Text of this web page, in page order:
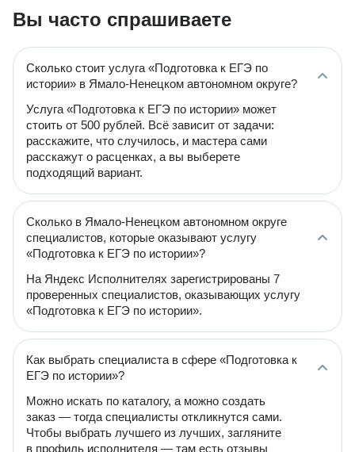
Вы часто спрашиваете
Сколько стоит услуга «Подготовка к ЕГЭ по
истории» в Ямало-Ненецком автономном округе?
Услуга «Подготовка к ЕГЭ по истории» может
стоить от 500 рублей. Всё зависит от задачи:
расскажите, что случилось, и мастера сами
расскажут о расценках, а вы выберете
подходящий вариант.
Сколько в Ямало-Ненецком автономном округе
специалистов, которые оказывают услугу
«Подготовка к ЕГЭ по истории»?
На Яндекс Исполнителях зарегистрированы 7
проверенных специалистов, оказывающих услугу
«Подготовка к ЕГЭ по истории».
Как выбрать специалиста в сфере «Подготовка к
ЕГЭ по истории»?
Можно искать по каталогу, а можно создать
заказ — тогда специалисты откликнутся сами.
Чтобы выбрать лучшего из лучших, загляните
в профиль исполнителя — там есть отзывы